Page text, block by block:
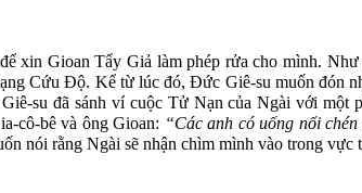
xin Gioan Tẩy Giả làm phép rửa cho mình.
Cứu Độ. Kể từ lúc đó, Đức Giê-su muốn đón
su đã sánh ví cuộc Tử Nạn của Ngài với một
cô-bê và ông Gioan: “Các anh có uống nổi
nói rằng Ngài sẽ nhận chìm mình vào trong vực